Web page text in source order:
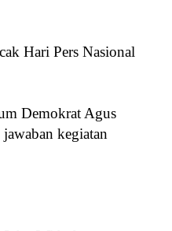
Hari Pers Nasional
Demokrat Agus
kegiatan